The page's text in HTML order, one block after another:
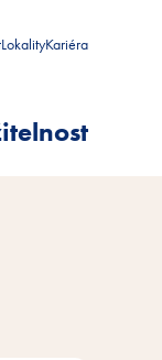
LokalityKariéra